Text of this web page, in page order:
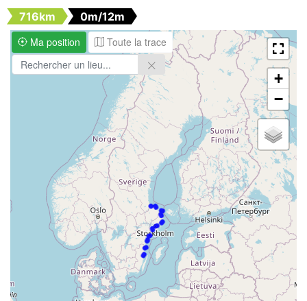
716km
0m/12m
Ma position
Toute la trace
+
−